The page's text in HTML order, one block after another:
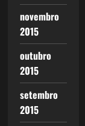
novembro
2015
outubro
2015
setembro
2015